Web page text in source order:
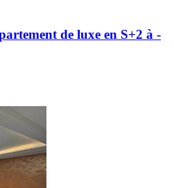
de luxe en S+2 à -